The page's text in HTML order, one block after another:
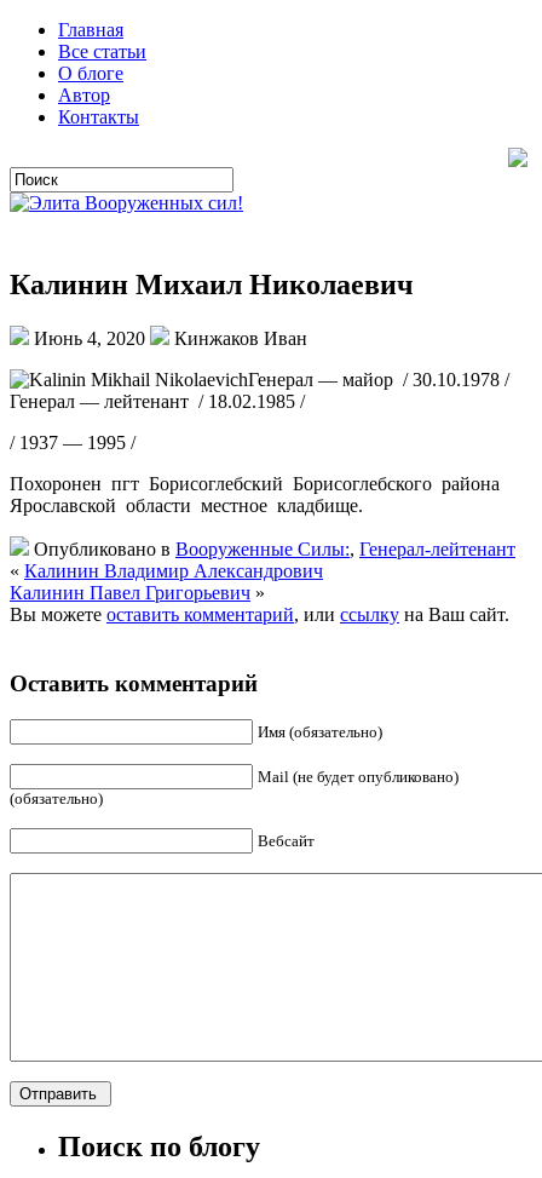
Главная
Все статьи
О блоге
Автор
Контакты
Калинин Михаил Николаевич
Июнь 4, 2020
Кинжаков Иван
Генерал — майор / 30.10.1978 /
Генерал — лейтенант / 18.02.1985 /
/ 1937 — 1995 /
Похоронен пгт Борисоглебский Борисоглебского района
Ярославской области местное кладбище.
Опубликовано в Вооруженные Силы:, Генерал-лейтенант
« Калинин Владимир Александрович
Калинин Павел Григорьевич »
Вы можете оставить комментарий, или ссылку на Ваш сайт.
Оставить комментарий
Имя (обязательно)
Mail (не будет опубликовано)
(обязательно)
Вебсайт
Поиск по блогу